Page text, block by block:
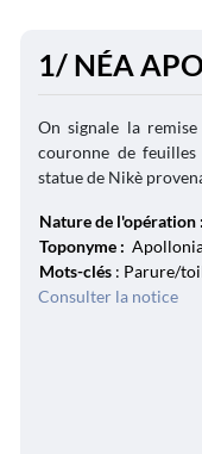
1/ NÉA
On signale la remise
couronne de
statue de Nikè
Nature de l'opération :
Toponyme :
Mots-clés : Parure/
Consulter la notice